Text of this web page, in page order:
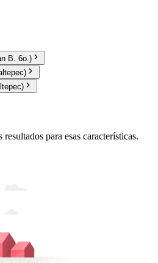
B. 6o.)
para esas características.